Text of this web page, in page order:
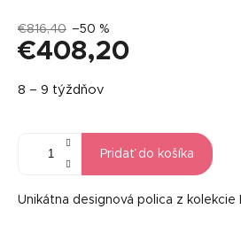
€816,40 –50 %
€408,20
cena:
8 – 9 týždňov
Pridať do košíka
Unikátna designová polica z kolekcie